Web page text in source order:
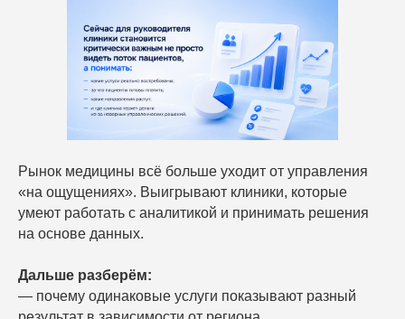
Рынок медицины всё больше уходит от управления
«на ощущениях». Выигрывают клиники, которые
умеют работать с аналитикой и принимать решения
на основе данных.
Дальше разберём:
— почему одинаковые услуги показывают разный